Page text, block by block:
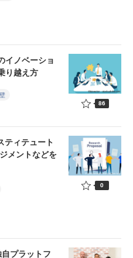
イノベーショ
り越え方
86
ティテュート
メントなどを
0
プラットフ